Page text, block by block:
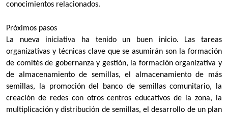
conocimientos relacionados.
Próximos pasos
La nueva iniciativa ha tenido un buen inicio. Las tareas
organizativas y técnicas clave que se asumirán son la formación
de comités de gobernanza y gestión, la formación organizativa y
de almacenamiento de semillas, el almacenamiento de más
semillas, la promoción del banco de semillas comunitario, la
creación de redes con otros centros educativos de la zona, la
multiplicación y distribución de semillas, el desarrollo de un plan